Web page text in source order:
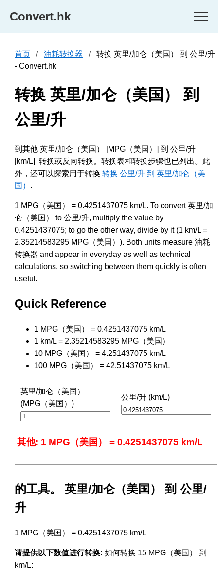
Convert.hk
首页 油耗转换器
转换 英里/加仑（美国） 到 公里/升
- Convert.hk
转换 英里/加仑（美国） 到
公里/升
到其他 英里/加仑（美国） [MPG（美国）] 到 公里/升
[km/L], 转换或反向转换。转换表和转换步骤也已列出。此
外，还可以探索用于转换 转换 公里/升 到 英里/加仑（美
国） .
1 MPG（美国） = 0.4251437075 km/L. To convert 英里/加
仑（美国） to 公里/升, multiply the value by
0.4251437075; to go the other way, divide by it (1 km/L =
2.35214583295 MPG（美国）). Both units measure 油耗
转换器 and appear in everyday as well as technical
calculations, so switching between them quickly is often
useful.
Quick Reference
1 MPG（美国） = 0.4251437075 km/L
1 km/L = 2.35214583295 MPG（美国）
10 MPG（美国） = 4.251437075 km/L
100 MPG（美国） = 42.51437075 km/L
英里/加仑（美国）
(MPG（美国）)
公里/升 (km/L)
其他: 1 MPG（美国） = 0.4251437075 km/L
的工具。 英里/加仑（美国） 到 公里/
升
1 MPG（美国） = 0.4251437075 km/L
请提供以下数值进行转换: 如何转换 15 MPG（美国） 到
km/L: